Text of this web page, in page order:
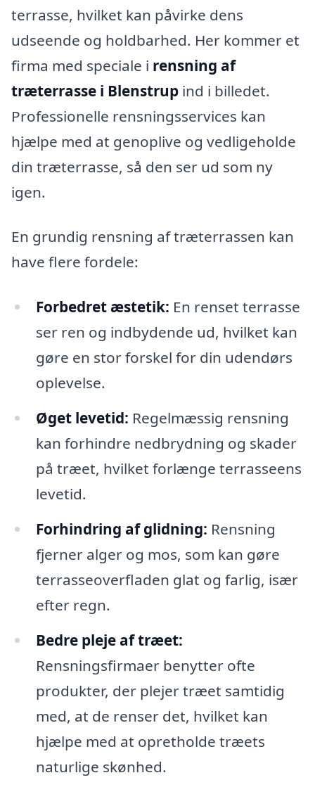
terrasse, hvilket kan påvirke dens
udseende og holdbarhed. Her kommer et
firma med speciale i rensning af
træterrasse i Blenstrup ind i billedet.
Professionelle rensningsservices kan
hjælpe med at genoplive og vedligeholde
din træterrasse, så den ser ud som ny
igen.
En grundig rensning af træterrassen kan
have flere fordele:
Forbedret æstetik: En renset terrasse
ser ren og indbydende ud, hvilket kan
gøre en stor forskel for din udendørs
oplevelse.
Øget levetid: Regelmæssig rensning
kan forhindre nedbrydning og skader
på træet, hvilket forlænge terrasseens
levetid.
Forhindring af glidning: Rensning
fjerner alger og mos, som kan gøre
terrasseoverfladen glat og farlig, især
efter regn.
Bedre pleje af træet:
Rensningsfirmaer benytter ofte
produkter, der plejer træet samtidig
med, at de renser det, hvilket kan
hjælpe med at opretholde træets
naturlige skønhed.